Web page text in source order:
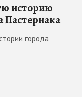
историю
Пастернака
города